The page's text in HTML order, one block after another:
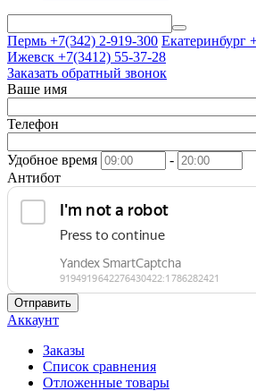
Пермь +7(342) 2-919-300 Екатеринбург
Ижевск +7(3412) 55-37-28
Заказать обратный звонок
Ваше имя
Телефон
Удобное время
-
Антибот
Отправить
Аккаунт
Заказы
Список сравнения
Отложенные товары